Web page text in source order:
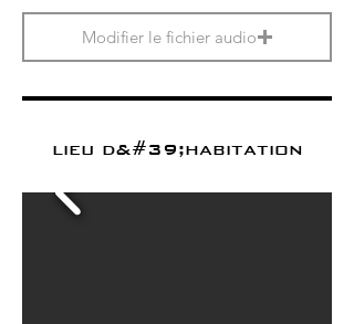
Modifier le fichier audio
lieu d&#39;habitation